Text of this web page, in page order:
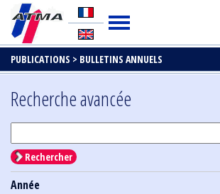
PUBLICATIONS > BULLETINS ANNUELS
Recherche avancée
Rechercher
Année